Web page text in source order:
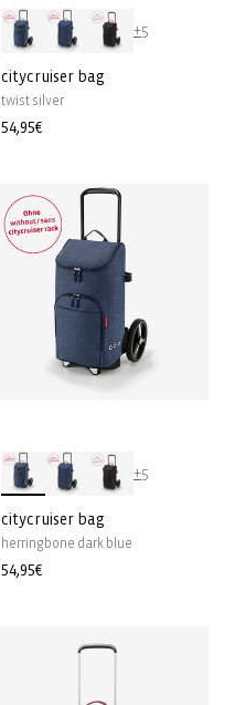
+5
citycruiser bag
twist silver
Normaler
54,95€
+5
citycruiser bag
herringbone dark blue
Normaler
54,95€